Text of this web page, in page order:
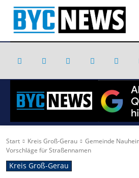
Start Kreis Groß-Gerau
Gemeinde
Vorschläge für Straßennamen
Kreis Groß-Gerau